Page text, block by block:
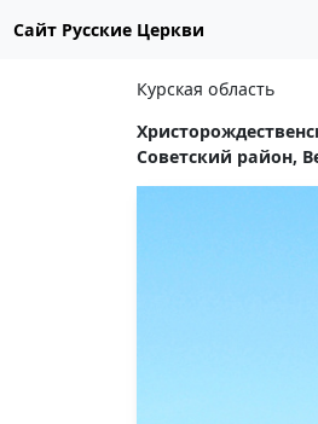
Сайт Русские Церкви
Курская область
Советский район,